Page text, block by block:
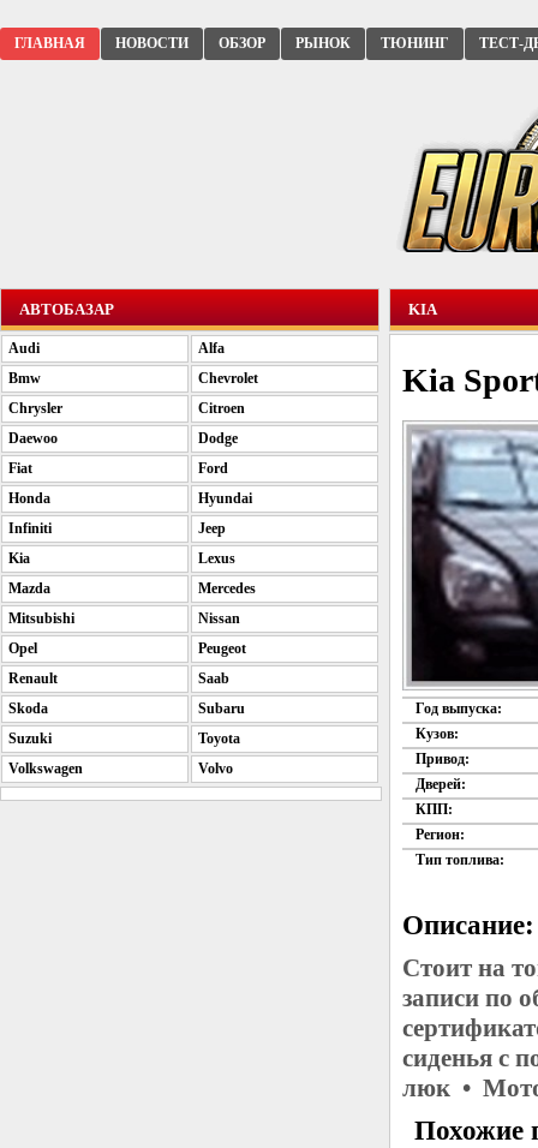
ГЛАВНАЯ НОВОСТИ ОБЗОР РЫНОК ТЮНИНГ ТЕСТ-
KIA
Kia
Год выпуска:
Кузов:
Привод:
Дверей:
КПП:
Регион:
Тип топлива:
Описание:
Стоит на
записи по
сиденья с
люк •
Похожие
АВТОБАЗАР
Audi
Alfa
Bmw
Chevrolet
Chrysler
Citroen
Daewoo
Dodge
Fiat
Ford
Honda
Hyundai
Infiniti
Jeep
Kia
Lexus
Mazda
Mercedes
Mitsubishi
Nissan
Opel
Peugeot
Renault
Saab
Skoda
Subaru
Suzuki
Toyota
Volkswagen
Volvo